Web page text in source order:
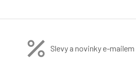
Slevy a novinky e-mailem